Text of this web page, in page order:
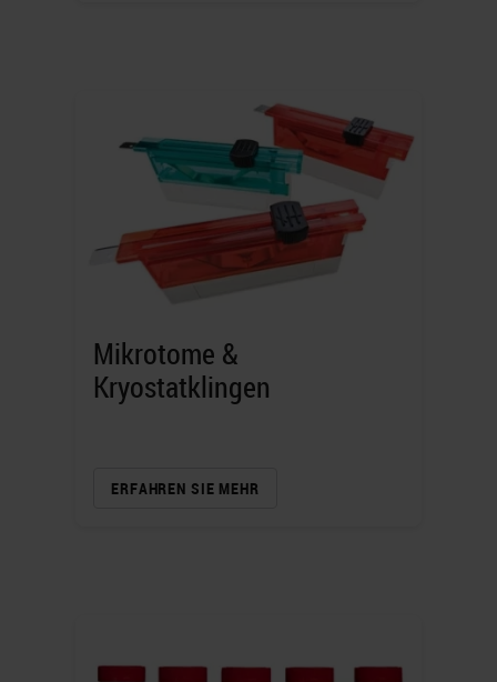
Mikrotome &
Kryostatklingen
ERFAHREN SIE MEHR